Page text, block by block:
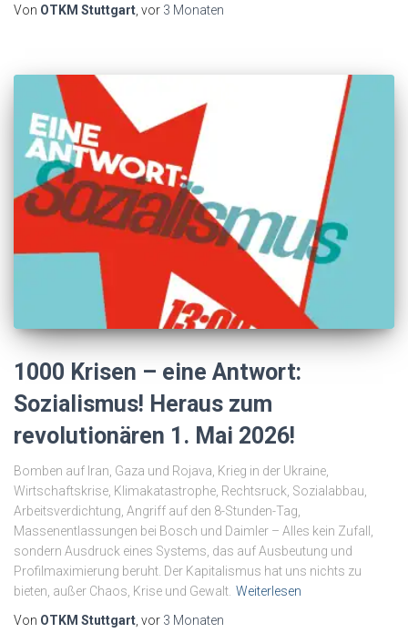
Von OTKM Stuttgart , vor 3 Monaten
1000 Krisen – eine Antwort:
Sozialismus! Heraus zum
revolutionären 1. Mai 2026!
Bomben auf Iran, Gaza und Rojava, Krieg in der Ukraine,
Wirtschaftskrise, Klimakatastrophe, Rechtsruck, Sozialabbau,
Arbeitsverdichtung, Angriff auf den 8-Stunden-Tag,
Massenentlassungen bei Bosch und Daimler – Alles kein Zufall,
sondern Ausdruck eines Systems, das auf Ausbeutung und
Profilmaximierung beruht. Der Kapitalismus hat uns nichts zu
bieten, außer Chaos, Krise und Gewalt. Weiterlesen
Von OTKM Stuttgart , vor 3 Monaten